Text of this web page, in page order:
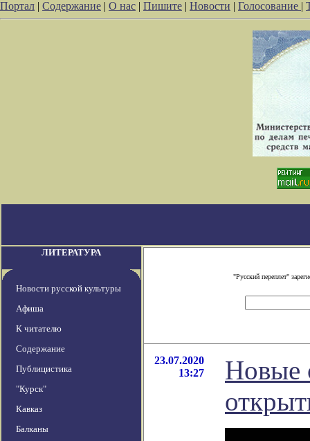
Портал | Содержание | О нас | Пишите | Новости | Голосование |
ЛИТЕРАТУРА
Новости русской культуры
Афиша
К читателю
Содержание
Публицистика
"Курск"
Кавказ
Балканы
"Русский переплет"
23.07.2020
13:27
Новые